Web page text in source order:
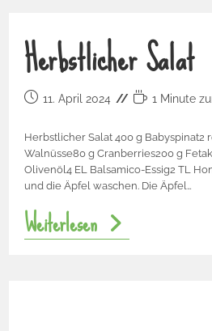
Herbstlicher Salat
11. April 2024 1 Minute
Herbstlicher Salat 400 g Babyspinat2
Walnüsse80 g Cranberries200 g
Olivenöl4 EL Balsamico-Essig2 TL
und die Äpfel waschen. Die Äpfel…
Weiterlesen